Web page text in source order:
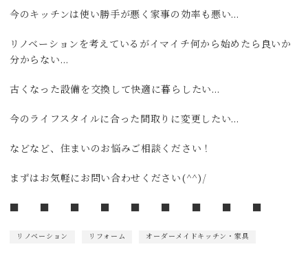
今のキッチンは使い勝手が悪く家事の効率も悪い…
リノベーションを考えているがイマイチ何から始めたら良いか
分からない…
古くなった設備を交換して快適に暮らしたい…
今のライフスタイルに合った間取りに変更したい…
などなど、住まいのお悩みご相談ください！
まずはお気軽にお問い合わせください(^^)/
リノベーション リフォーム オーダーメイドキッチン・家具